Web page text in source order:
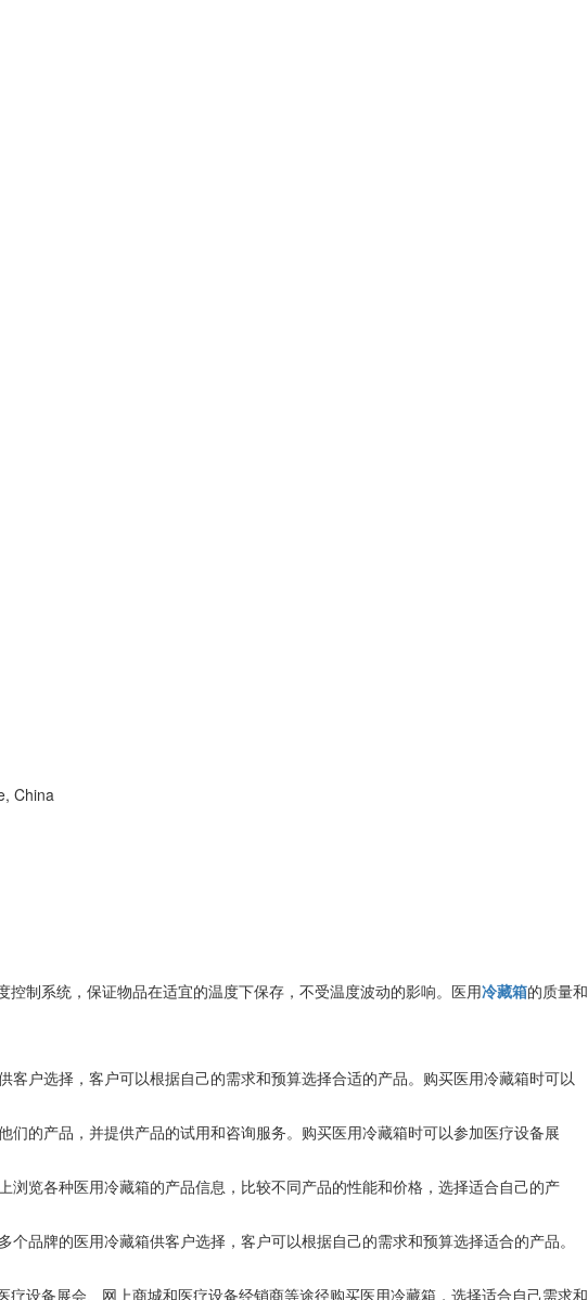
China
制系统，保证物品在适宜的温度下保存，不受温度波动的影响。医用冷藏箱的质量和
户选择，客户可以根据自己的需求和预算选择合适的产品。购买医用冷藏箱时可以
的产品，并提供产品的试用和咨询服务。购买医用冷藏箱时可以参加医疗设备展
览各种医用冷藏箱的产品信息，比较不同产品的性能和价格，选择适合自己的产
品牌的医用冷藏箱供客户选择，客户可以根据自己的需求和预算选择适合的产品。
设备展会、网上商城和医疗设备经销商等途径购买医用冷藏箱，选择适合自己需求和